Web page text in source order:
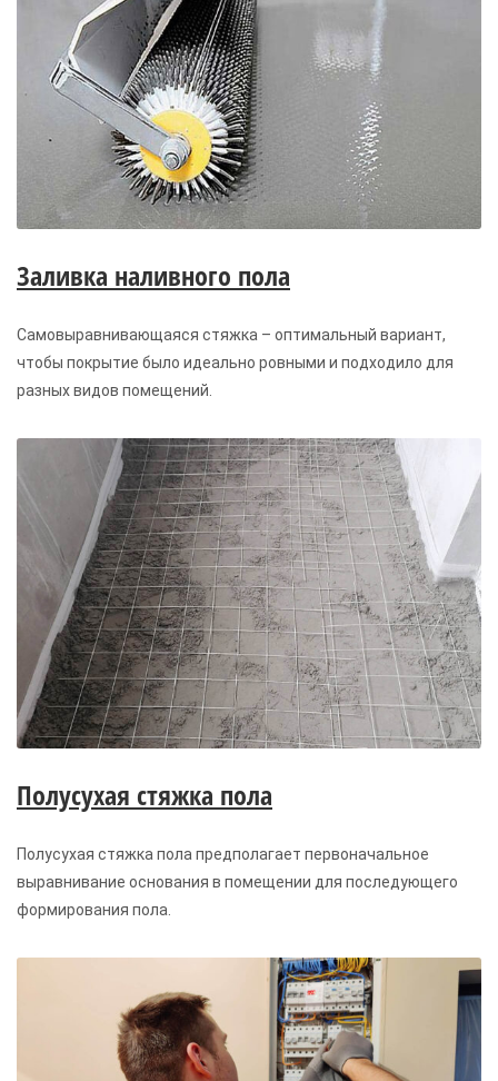
Заливка наливного пола
Самовыравнивающаяся стяжка – оптимальный вариант,
чтобы покрытие было идеально ровными и подходило для
разных видов помещений.
Полусухая стяжка пола
Полусухая стяжка пола предполагает первоначальное
выравнивание основания в помещении для последующего
формирования пола.